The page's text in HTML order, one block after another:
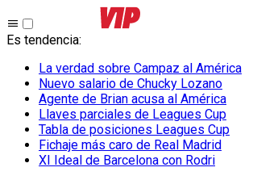
Es tendencia:
La verdad sobre Campaz al América
Nuevo salario de Chucky Lozano
Agente de Brian acusa al América
Llaves parciales de Leagues Cup
Tabla de posiciones Leagues Cup
Fichaje más caro de Real Madrid
XI Ideal de Barcelona con Rodri